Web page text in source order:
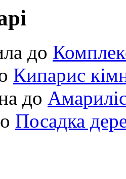
до
Кипарис
до
Посадка